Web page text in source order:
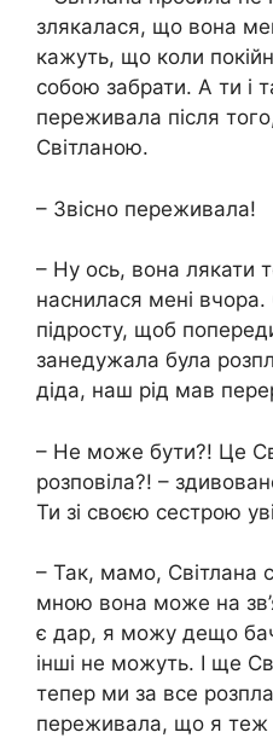
злякалася, що вона
кажуть, що коли
собою забрати. А ти і
переживала після
Світланою.
– Звісно переживала!
– Ну ось, вона лякати
наснилася мені
підросту, щоб
занедужала була
діда, наш рід мав
– Не може бути?! Це
розповіла?! –
Ти зі своєю сестрою
– Так, мамо, Світлана
мною вона може на
є дар, я можу дещо
інші не можуть. І ще
тепер ми за все
переживала, що я